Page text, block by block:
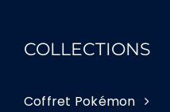
COLLECTIONS
Coffret Pokémon